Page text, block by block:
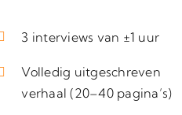
3 interviews van ±1 uur
Volledig uitgeschreven
verhaal (20–40 pagina’s)